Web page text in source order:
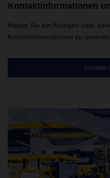
Kontaktinformationen
Haben Sie ein Anliegen oder
Kontaktinformationen zu